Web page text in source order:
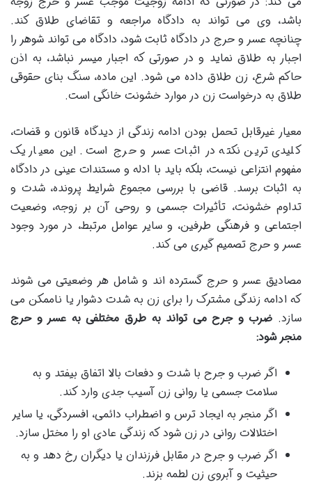
باشد، وی می تواند به دادگاه مراجعه و تقاضای طلاق کند.
چنانچه عسر و حرج در دادگاه ثابت شود، دادگاه می تواند شوهر را
اجبار به طلاق نماید و در صورتی که اجبار میسر نباشد، به اذن
حاکم شرع، زن طلاق داده می شود. این ماده، سنگ بنای حقوقی
طلاق به درخواست زن در موارد خشونت خانگی است.
معیار غیرقابل تحمل بودن ادامه زندگی از دیدگاه قانون و قضات،
کلیدی ترین نکته در اثبات عسر و حرج است. این معیار یک
مفهوم انتزاعی نیست، بلکه باید با ادله و مستندات عینی در دادگاه
به اثبات برسد. قاضی با بررسی مجموع شرایط پرونده، شدت و
تداوم خشونت، تأثیرات جسمی و روحی آن بر زوجه، وضعیت
اجتماعی و فرهنگی طرفین، و سایر عوامل مرتبط، در مورد وجود
عسر و حرج تصمیم گیری می کند.
مصادیق عسر و حرج گسترده اند و شامل هر وضعیتی می شوند
که ادامه زندگی مشترک را برای زن به شدت دشوار یا ناممکن می
سازد. ضرب و جرح می تواند به طرق مختلفی به عسر و حرج
منجر شود:
اگر ضرب و جرح با شدت و دفعات بالا اتفاق بیفتد و به
سلامت جسمی یا روانی زن آسیب جدی وارد کند.
اگر منجر به ایجاد ترس و اضطراب دائمی، افسردگی، یا سایر
اختلالات روانی در زن شود که زندگی عادی او را مختل سازد.
اگر ضرب و جرح در مقابل فرزندان یا دیگران رخ دهد و به
حیثیت و آبروی زن لطمه بزند.